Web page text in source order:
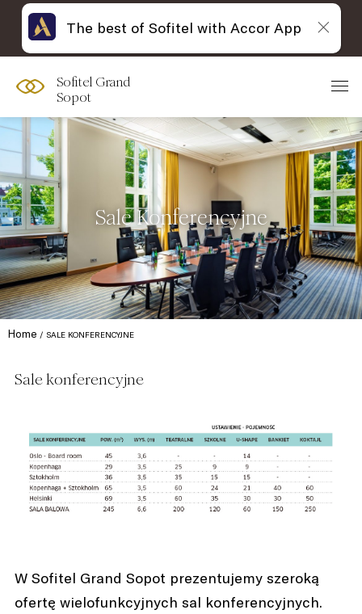
Sofitel Grand
Sopot
Sale Konferencyjne
Home SALE KONFERENCYJNE
Sale konferencyjne
W Sofitel Grand Sopot prezentujemy szeroką
ofertę wielofunkcyjnych sal konferencyjnych.
The best of Sofitel with Accor App